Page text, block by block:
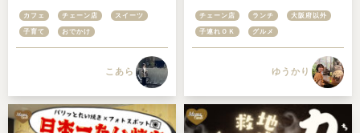
タバライフを快適にする最強ツ
ール
カフェ チェーン店 スイーツ
子育て おでかけ
こあら
チェーン店 ランチ 大阪府以外
子連れＯＫ グルメ
ゆうかり